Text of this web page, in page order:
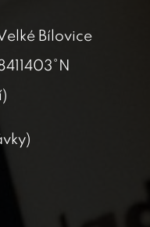
Bílovice